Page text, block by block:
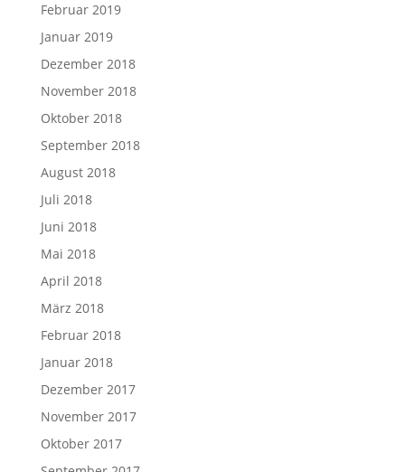
Februar 2019
Januar 2019
Dezember 2018
November 2018
Oktober 2018
September 2018
August 2018
Juli 2018
Juni 2018
Mai 2018
April 2018
März 2018
Februar 2018
Januar 2018
Dezember 2017
November 2017
Oktober 2017